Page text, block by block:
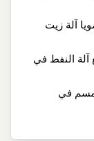
آلة زيت
آلة النفط في
في